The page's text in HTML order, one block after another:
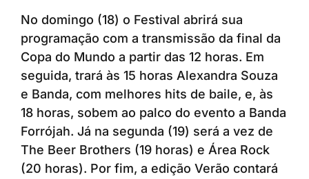
No domingo (18) o Festival abrirá sua
programação com a transmissão da final da
Copa do Mundo a partir das 12 horas. Em
seguida, trará às 15 horas Alexandra Souza
e Banda, com melhores hits de baile, e, às
18 horas, sobem ao palco do evento a Banda
Forrójah. Já na segunda (19) será a vez de
The Beer Brothers (19 horas) e Área Rock
(20 horas). Por fim, a edição Verão contará